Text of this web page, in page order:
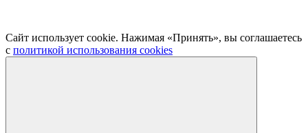
Сайт использует cookie. Нажимая «Принять», вы соглашаетесь
с политикой использования cookies